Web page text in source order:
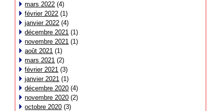
mars 2022 (4)
février 2022 (1)
janvier 2022 (4)
décembre 2021 (1)
novembre 2021 (1)
août 2021 (1)
mars 2021 (2)
février 2021 (3)
janvier 2021 (1)
décembre 2020 (4)
novembre 2020 (2)
octobre 2020 (3)